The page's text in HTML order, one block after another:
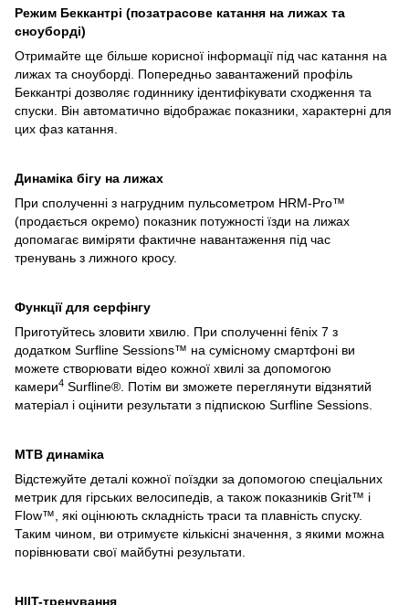
Режим Беккантрі (позатрасове катання на лижах та
сноуборді)
Отримайте ще більше корисної інформації під час катання на
лижах та сноуборді. Попередньо завантажений профіль
Беккантрі дозволяє годиннику ідентифікувати сходження та
спуски. Він автоматично відображає показники, характерні для
цих фаз катання.
Динаміка бігу на лижах
При сполученні з нагрудним пульсометром HRM-Pro™
(продається окремо) показник потужності їзди на лижах
допомагає виміряти фактичне навантаження під час
тренувань з лижного кросу.
Функції для серфінгу
Приготуйтесь зловити хвилю. При сполученні fēnix 7 з
додатком Surfline Sessions™ на сумісному смартфоні ви
можете створювати відео кожної хвилі за допомогою
камери4 Surfline®. Потім ви зможете переглянути відзнятий
матеріал і оцінити результати з підпискою Surfline Sessions.
MTB динаміка
Відстежуйте деталі кожної поїздки за допомогою спеціальних
метрик для гірських велосипедів, а також показників Grit™ і
Flow™, які оцінюють складність траси та плавність спуску.
Таким чином, ви отримуєте кількісні значення, з якими можна
порівнювати свої майбутні результати.
HIIT-тренування